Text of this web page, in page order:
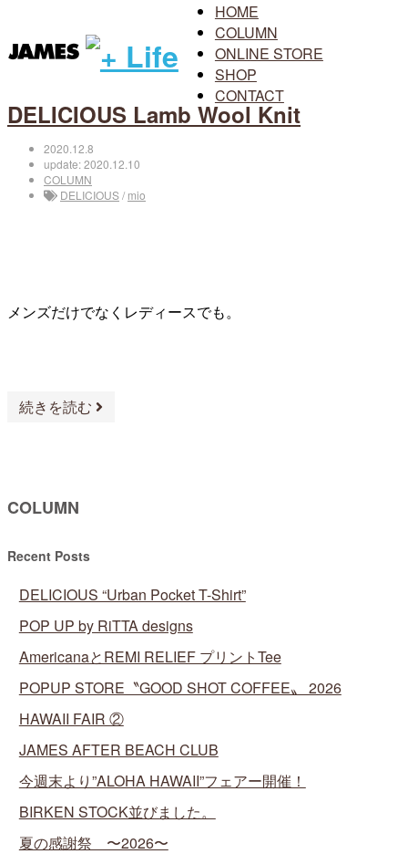
HOME
COLUMN
ONLINE STORE
SHOP
CONTACT
DELICIOUS Lamb Wool Knit
2020.12.8
update: 2020.12.10
COLUMN
DELICIOUS/ mio
メンズだけでなくレディースでも。
続きを読む
COLUMN
Recent Posts
DELICIOUS “Urban Pocket T-Shirt”
POP UP by RiTTA designs
AmericanaとREMI RELIEF プリントTee
POPUP STORE〝GOOD SHOT COFFEE〟 2026
HAWAII FAIR ②
JAMES AFTER BEACH CLUB
今週末より”ALOHA HAWAII”フェアー開催！
BIRKEN STOCK並びました。
夏の感謝祭 〜2026〜